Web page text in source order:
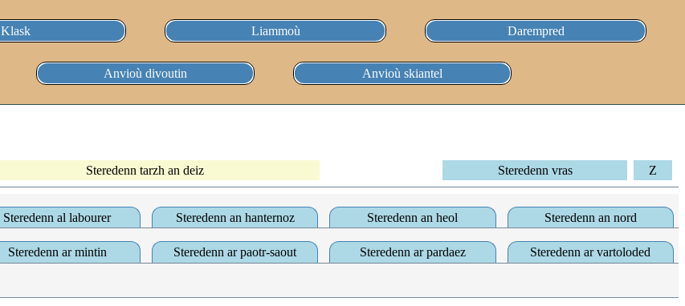
Klask Liammoù Darempred
Anvioù divoutin Anvioù skiantel
Steredenn tarzh an deiz Steredenn vras Z
Steredenn al labourer Steredenn an hanternoz Steredenn an heol Steredenn an nord
Steredenn ar mintin Steredenn ar paotr-saout Steredenn ar pardaez Steredenn ar vartoloded